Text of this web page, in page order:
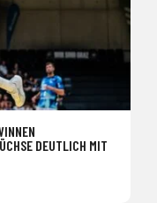
DEUTLICH MIT